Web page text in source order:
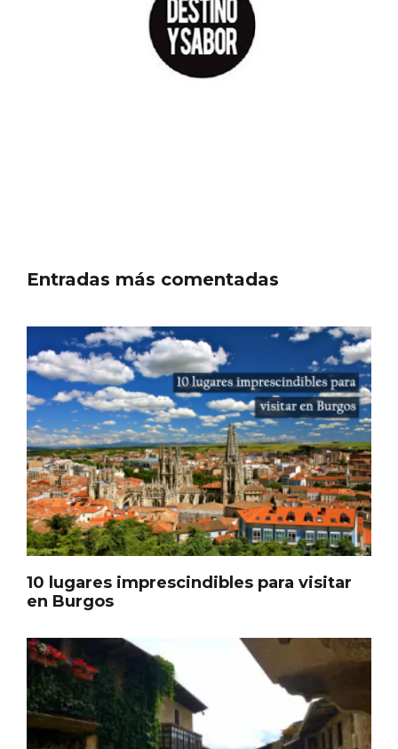
Entradas más comentadas
10 lugares imprescindibles para visitar
en Burgos
El árbol de Navidad de Fuenterrebollo